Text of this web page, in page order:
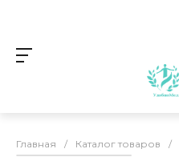
Главная / Каталог товаров /